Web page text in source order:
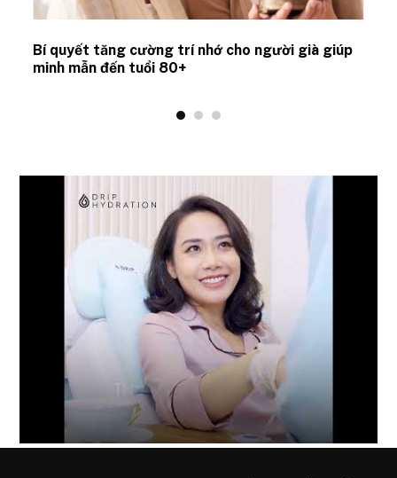
Bí quyết tăng cường trí nhớ cho người già giúp
minh mẫn đến tuổi 80+